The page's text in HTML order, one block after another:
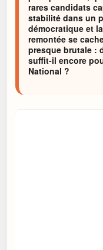
rares candidats
stabilité dans un
démocratique et
remontée se
presque brutale :
suffit-il encore
National ?